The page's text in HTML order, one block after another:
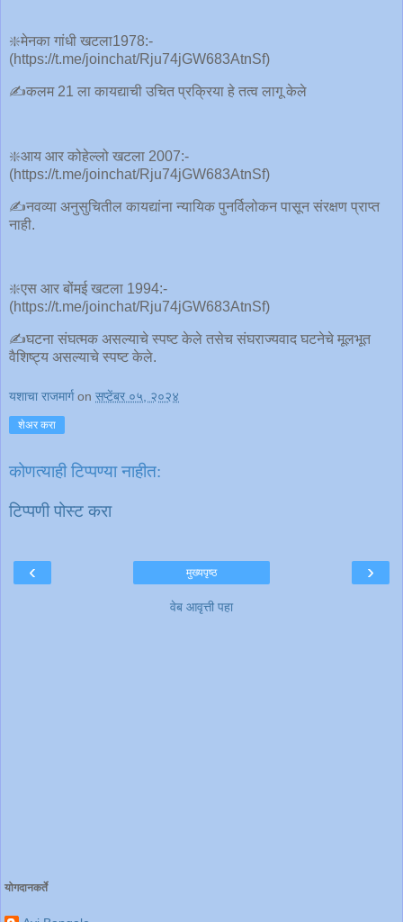
❇️मेनका गांधी खटला1978:-
(https://t.me/joinchat/Rju74jGW683AtnSf)
✍️कलम 21 ला कायद्याची उचित प्रक्रिया हे तत्व लागू केले
❇️आय आर कोहेल्लो खटला 2007:-
(https://t.me/joinchat/Rju74jGW683AtnSf)
✍️नवव्या अनुसुचितील कायद्यांना न्यायिक पुनर्विलोकन पासून संरक्षण प्राप्त
नाही.
❇️एस आर बोंमई खटला 1994:-
(https://t.me/joinchat/Rju74jGW683AtnSf)
✍️घटना संघत्मक असल्याचे स्पष्ट केले तसेच संघराज्यवाद घटनेचे मूलभूत
वैशिष्ट्य असल्याचे स्पष्ट केले.
यशाचा राजमार्ग on सप्टेंबर ०५, २०२४
शेअर करा
कोणत्याही टिप्पण्‍या नाहीत:
टिप्पणी पोस्ट करा
‹ ›
मुख्यपृष्ठ
वेब आवृत्ती पहा
योगदानकर्ते